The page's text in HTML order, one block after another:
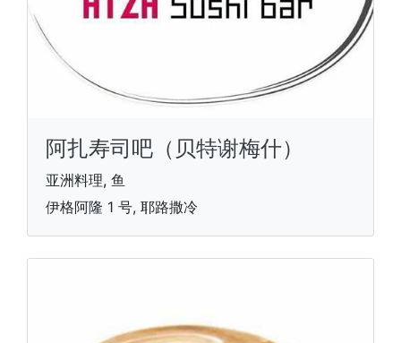
阿扎寿司吧（贝特谢梅什）
亚洲料理, 鱼
伊格阿隆 1 号, 耶路撒冷